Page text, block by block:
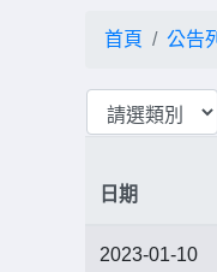
首頁 公告
日期
2023-01-10